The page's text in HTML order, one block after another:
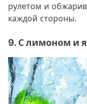
рулетом и
каждой стороны.
9. С лимоном и